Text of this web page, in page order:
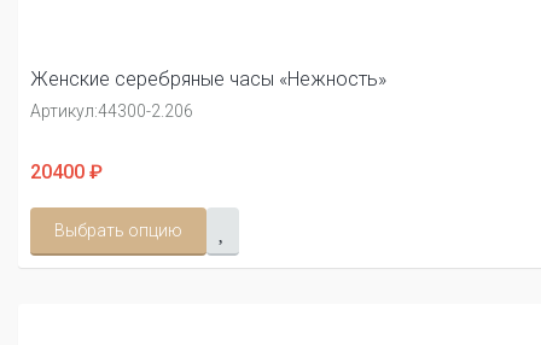
Женские серебряные часы «Нежность»
Артикул:44300-2.206
20400 ₽
Выбрать опцию